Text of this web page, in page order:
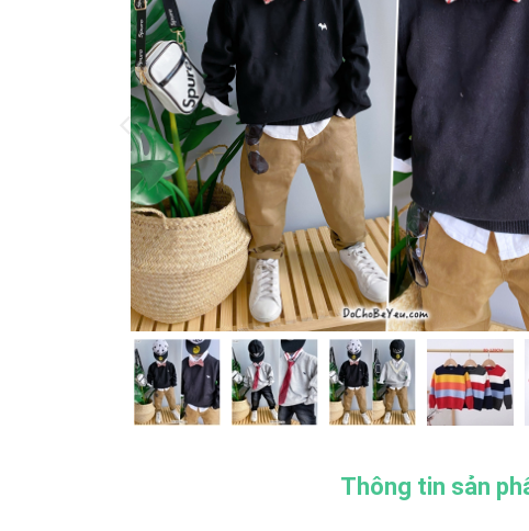
Thông tin sản